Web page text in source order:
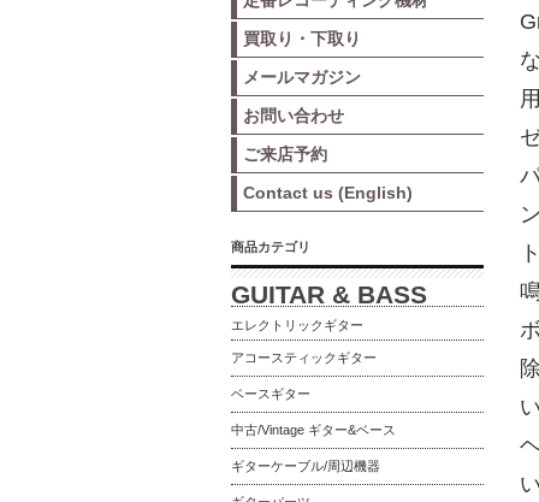
買取り・下取り
メールマガジン
お問い合わせ
ご来店予約
Contact us (English)
商品カテゴリ
GUITAR & BASS
エレクトリックギター
アコースティックギター
ベースギター
中古/Vintage ギター&ベース
ギターケーブル/周辺機器